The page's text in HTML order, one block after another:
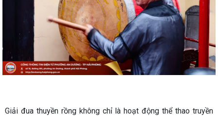
Giải đua thuyền rồng không chỉ là hoạt động thể thao truyền